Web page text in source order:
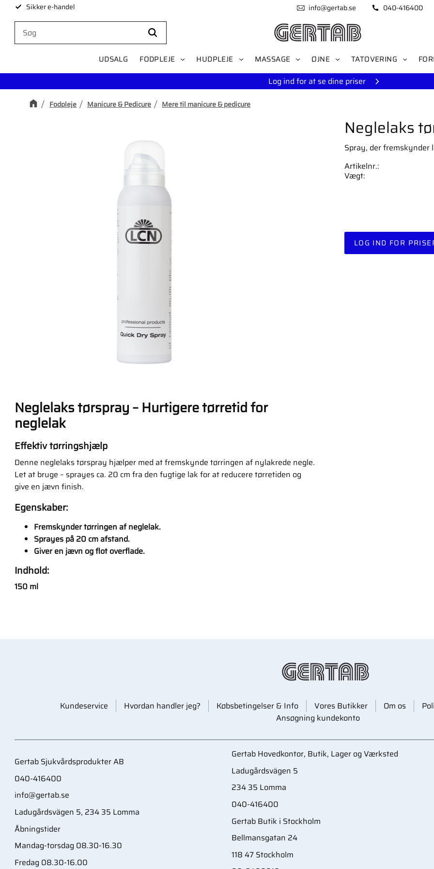
Sikker e-handel info@gertab.se 040-416400
UDSALG FODPLEJE HUDPLEJE MASSAGE ØJNE TATOVERING
Log ind for at se dine priser
Fodpleje Manicure & Pedicure Mere til manicure & pedicure
Neglelaks
Spray, der fremskynder
LOG IND FOR
Artikelnr.
Vægt
Neglelaks tørspray – Hurtigere tørretid for
neglelak
Effektiv tørringshjælp
Denne neglelaks tørspray hjælper med at fremskynde tørringen af nylakrede negle.
Let at bruge – sprayes ca. 20 cm fra den fugtige lak for at reducere tørretiden og
give en jævn finish.
Egenskaber:
Fremskynder tørringen af neglelak.
Sprayes på 20 cm afstand.
Giver en jævn og flot overflade.
Indhold:
150 ml
Kundeservice Hvordan handler jeg? Købsbetingelser & Info Vores Butikker Om os
Ansøgning kundekonto
Gertab Sjukvårdsprodukter AB
040-416400
info@gertab.se
Ladugårdsvägen 5, 234 35 Lomma
Åbningstider
Mandag-torsdag 08.30-16.30
Fredag 08.30-16.00
Gertab Hovedkontor, Butik, Lager og Værksted
Ladugårdsvägen 5
234 35 Lomma
040-416400
Gertab Butik i Stockholm
Bellmansgatan 24
118 47 Stockholm